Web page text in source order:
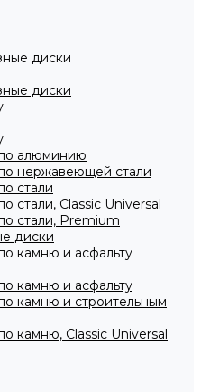
диски
диски
алюминию
нержавеющей стали
стали
стали, Classic Universal
стали, Premium
диски
камню и асфальту
камню и асфальту
камню и строительным
камню, Classic Universal